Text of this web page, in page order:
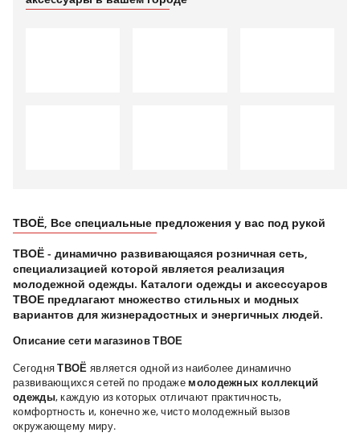
ТВОЁ, Все специальные предложения у вас под рукой
ТВОЁ - динамично развивающаяся розничная сеть,
специализацией которой является реализация
молодежной одежды. Каталоги одежды и аксессуаров
ТВОЕ предлагают множество стильных и модных
вариантов для жизнерадостных и энергичных людей.
Описание сети магазинов ТВОЕ
СегодняТВОЁ является одной из наиболее динамично
развивающихся сетей по продаже молодежных коллекций
одежды, каждую из которых отличают практичность,
комфортность и, конечно же, чисто молодежный вызов
окружающему миру.